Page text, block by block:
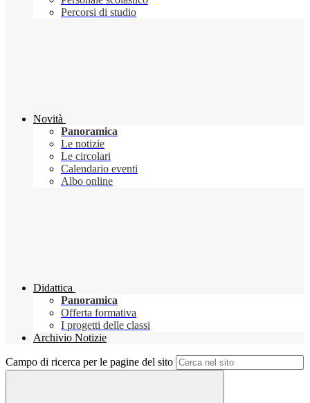
Percorsi di studio
Novità
Panoramica
Le notizie
Le circolari
Calendario eventi
Albo online
Didattica
Panoramica
Offerta formativa
I progetti delle classi
Archivio Notizie
Campo di ricerca per le pagine del sito